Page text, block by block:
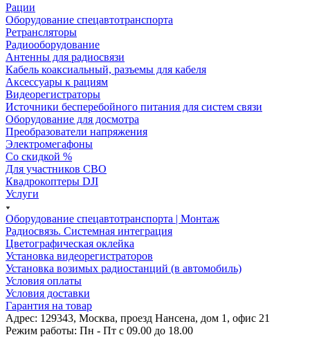
Рации
Оборудование спецавтотранспорта
Ретрансляторы
Радиооборудование
Антенны для радиосвязи
Кабель коаксиальный, разъемы для кабеля
Аксессуары к рациям
Видеорегистраторы
Источники бесперебойного питания для систем связи
Оборудование для досмотра
Преобразователи напряжения
Электромегафоны
Со скидкой %
Для участников СВО
Квадрокоптеры DJI
Услуги
Оборудование спецавтотранспорта | Монтаж
Радиосвязь. Системная интеграция
Цветографическая оклейка
Установка видеорегистраторов
Установка возимых радиостанций (в автомобиль)
Условия оплаты
Условия доставки
Гарантия на товар
Адрес: 129343, Москва, проезд Нансена, дом 1, офис 21
Режим работы: Пн - Пт c 09.00 до 18.00